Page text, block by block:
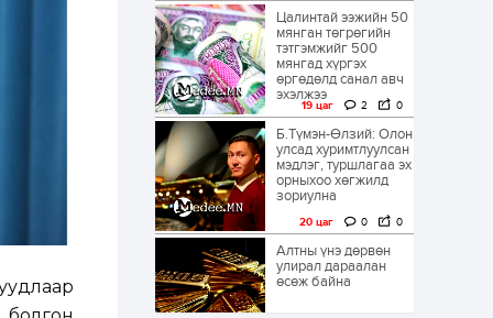
Цалинтай ээжийн 50
мянган төгрөгийн
тэтгэмжийг 500
мянгад хүргэх
өргөдөлд санал авч
эхэлжээ
19 цаг 2 0
Б.Түмэн-Өлзий: Олон
улсад хуримтлуулсан
мэдлэг, туршлагаа эх
орныхоо хөгжилд
зориулна
20 цаг 0 0
Алтны үнэ дөрвөн
улирал дараалан
өсөж байна